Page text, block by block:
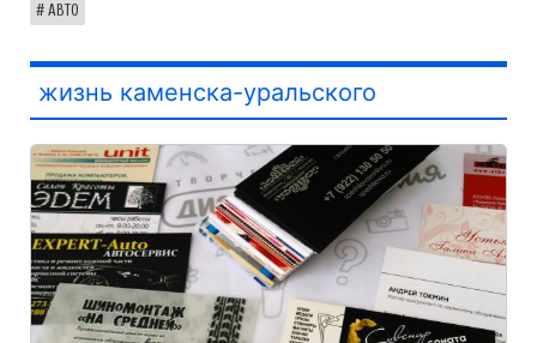
АВТО
жизнь каменска-уральского